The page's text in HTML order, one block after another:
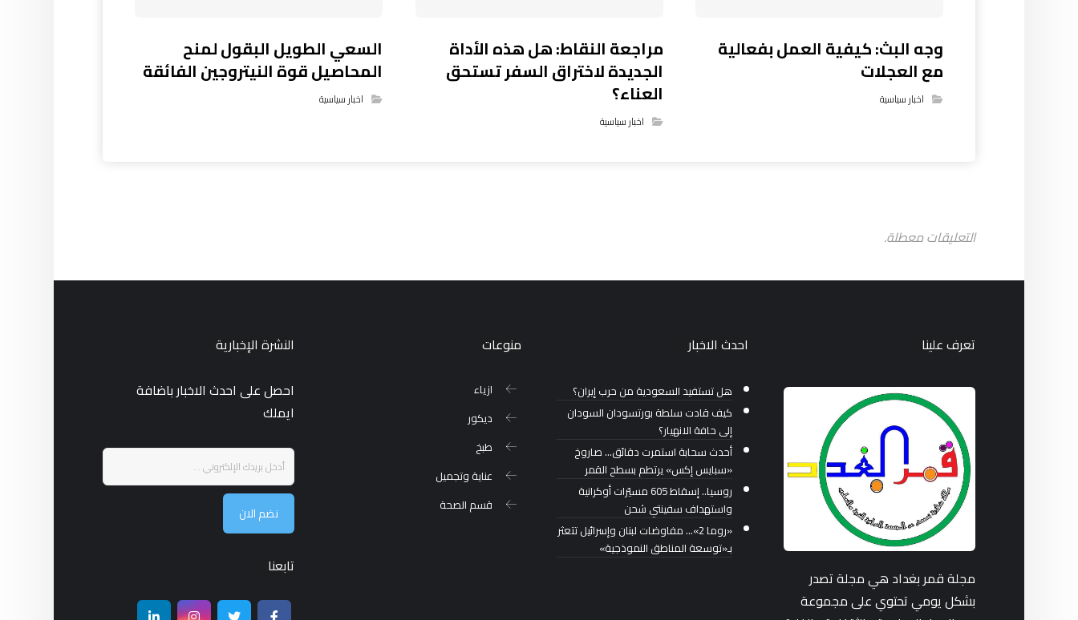
وجه البث: كيفية العمل بفعالية
مع العجلات
اخبار سياسية
مراجعة النقاط: هل هذه الأداة
الجديدة لاختراق السفر تستحق
العناء؟
اخبار سياسية
السعي الطويل البقول لمنح
المحاصيل قوة النيتروجين الفائقة
اخبار سياسية
التعليقات معطلة.
تعرف علينا
مجلة قمر بغداد هي مجلة تصدر
بشكل يومي تحتوي على مجموعة
احدث الاخبار
هل تستفيد السعودية من حرب إيران؟
كيف قادت سلطة بورتسودان السودان
إلى حافة الانهيار؟
أحدث سحابة استمرت دقائق… صاروخ
«سبايس إكس» يرتطم بسطح القمر
روسيا.. إسقاط 605 مسيّرات أوكرانية
واستهداف سفينتي شحن
«روما 2»… مفاوضات لبنان وإسرائيل تتعثر
بـ«توسعة المناطق النموذجية»
منوعات
ازياء
ديكور
طبخ
عناية وتجميل
قسم الصحة
النشرة الإخبارية
احصل على احدث الاخبار باضافة
ايملك
نضم الان
تابعنا